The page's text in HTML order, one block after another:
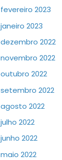
fevereiro 2023
janeiro 2023
dezembro 2022
novembro 2022
outubro 2022
setembro 2022
agosto 2022
julho 2022
junho 2022
maio 2022